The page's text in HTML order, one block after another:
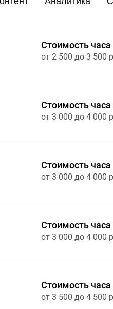
Стоимость часа
от 2 500 до 3 500
Стоимость часа
от 3 000 до 4 000
Стоимость часа
от 3 000 до 4 000
Стоимость часа
от 3 000 до 4 000
Стоимость часа
от 3 500 до 4 500